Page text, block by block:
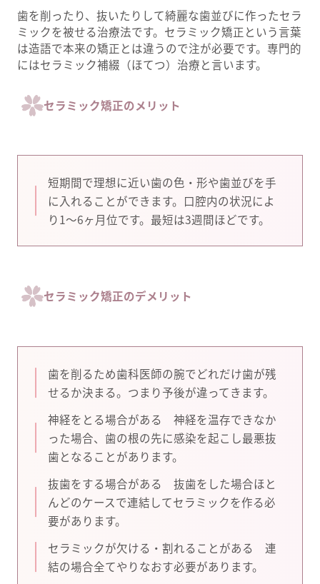
歯を削ったり、抜いたりして綺麗な歯並びに作ったセラ
ミックを被せる治療法です。セラミック矯正という言葉
は造語で本来の矯正とは違うので注が必要です。専門的
にはセラミック補綴（ほてつ）治療と言います。
セラミック矯正のメリット
短期間で理想に近い歯の色・形や歯並びを手
に入れることができます。口腔内の状況によ
り1〜6ヶ月位です。最短は3週間ほどです。
セラミック矯正のデメリット
歯を削るため歯科医師の腕でどれだけ歯が残
せるか決まる。つまり予後が違ってきます。
神経をとる場合がある 神経を温存できなか
った場合、歯の根の先に感染を起こし最悪抜
歯となることがあります。
抜歯をする場合がある 抜歯をした場合ほと
んどのケースで連結してセラミックを作る必
要があります。
セラミックが欠ける・割れることがある 連
結の場合全てやりなおす必要があります。